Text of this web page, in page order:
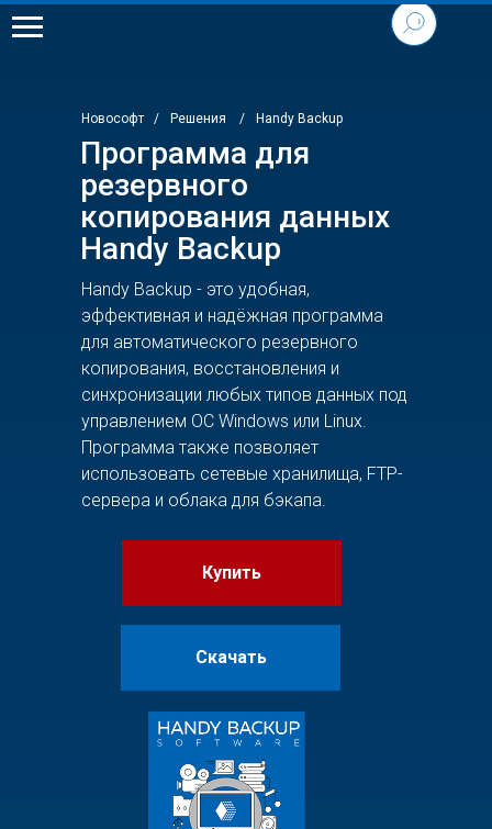
Handy Backup - это удобная,
эффективная и надёжная программа
для автоматического резервного
копирования, восстановления и
синхронизации любых типов данных под
управлением ОС Windows или Linux.
Программа также позволяет
использовать сетевые хранилища, FTP-
сервера и облака для бэкапа.
Купить
Скачать
Программа для
резервного
копирования данных
Handy Backup
Новософт / Решения / Handy Backup